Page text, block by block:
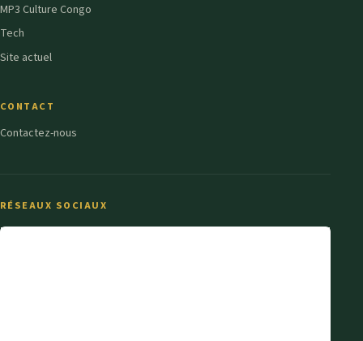
MP3 Culture Congo
Tech
Site actuel
CONTACT
Contactez-nous
RÉSEAUX SOCIAUX